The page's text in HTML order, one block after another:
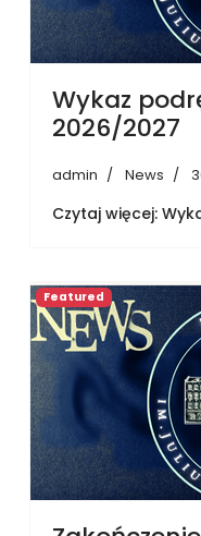
Wykaz
2026/2027
admin News
Czytaj więcej:
Featured